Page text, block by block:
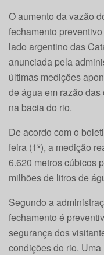
O aumento da vazão
fechamento
lado argentino das
anunciada pela
últimas medições
de água em razão
na bacia do rio.
De acordo com o
feira (1º), a medição
6.620 metros cúbicos
milhões de litros de
Segundo a
fechamento é
segurança dos
condições do rio.